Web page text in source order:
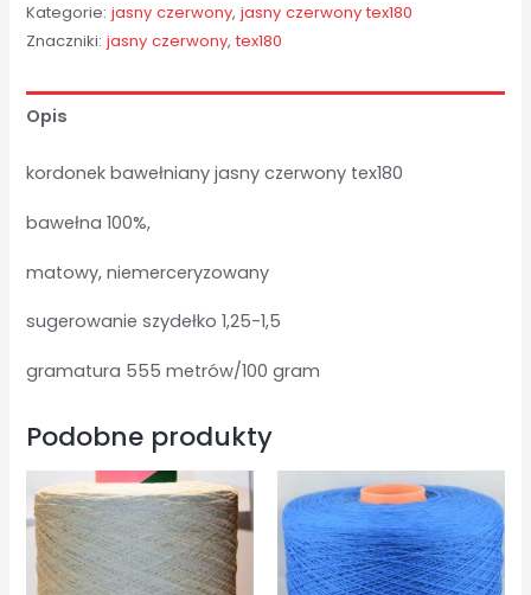
tex180
1,26
kg
Kategorie:jasny czerwony,jasny czerwony tex180
Znaczniki:jasny czerwony,tex180
Opis
kordonek bawełniany jasny czerwony tex180
bawełna 100%,
matowy, niemerceryzowany
sugerowanie szydełko 1,25-1,5
gramatura 555 metrów/100 gram
Podobne produkty